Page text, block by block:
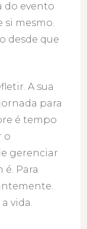
do evento
si mesmo.
desde que
A sua
para
é tempo
o
gerenciar
Para
vida.